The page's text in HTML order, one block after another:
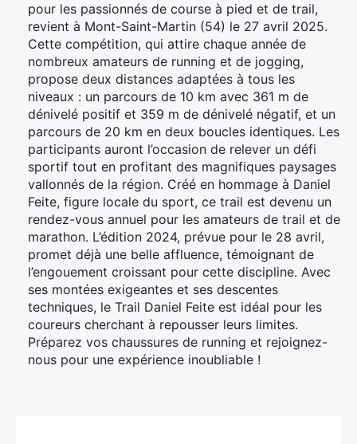
pour les passionnés de course à pied et de trail,
revient à Mont-Saint-Martin (54) le 27 avril 2025.
Cette compétition, qui attire chaque année de
nombreux amateurs de running et de jogging,
propose deux distances adaptées à tous les
niveaux : un parcours de 10 km avec 361 m de
dénivelé positif et 359 m de dénivelé négatif, et un
parcours de 20 km en deux boucles identiques. Les
participants auront l’occasion de relever un défi
sportif tout en profitant des magnifiques paysages
vallonnés de la région. Créé en hommage à Daniel
Feite, figure locale du sport, ce trail est devenu un
rendez-vous annuel pour les amateurs de trail et de
marathon. L’édition 2024, prévue pour le 28 avril,
promet déjà une belle affluence, témoignant de
l’engouement croissant pour cette discipline. Avec
ses montées exigeantes et ses descentes
techniques, le Trail Daniel Feite est idéal pour les
coureurs cherchant à repousser leurs limites.
Préparez vos chaussures de running et rejoignez-
nous pour une expérience inoubliable !